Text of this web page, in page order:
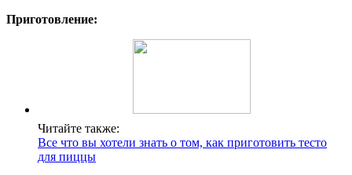
Приготовление:
Читайте также:
Все что вы хотели знать о том, как приготовить тесто
для пиццы